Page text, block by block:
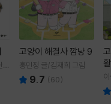
고양이 해결사 깜냥 9
홍민정 글/김재희 그림
9.7 (60)